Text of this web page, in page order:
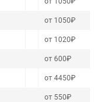
от 1050₽
от 1020₽
от 600₽
от 4450₽
от 550₽